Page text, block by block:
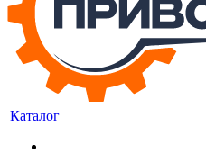
Каталог